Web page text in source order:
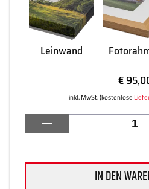
Leinwand
€
inkl. MwSt. (kostenlose
IN DEN